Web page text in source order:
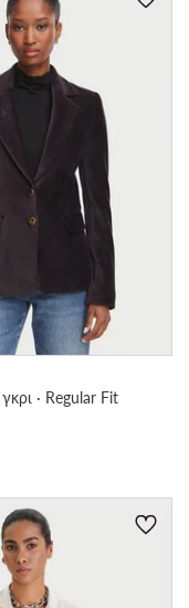
· Regular Fit